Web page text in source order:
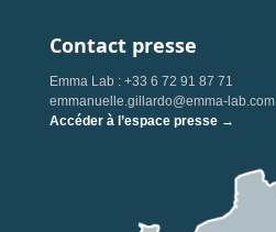
Contact presse
Emma Lab : +33 6 72 91 87 71
emmanuelle.gillardo@emma-lab.com
Accéder à l’espace presse →